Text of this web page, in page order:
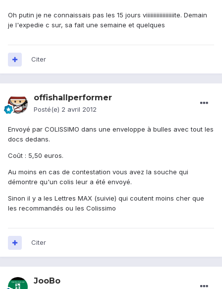
Oh putin je ne connaissais pas les 15 jours viiiiiiiiiiiiiiiiiiite. Demain
je l'expedie c sur, sa fait une semaine et quelques
Citer
offishallperformer
Posté(e) 2 avril 2012
Envoyé par COLISSIMO dans une enveloppe à bulles avec tout les
docs dedans.
Coût : 5,50 euros.
Au moins en cas de contestation vous avez la souche qui
démontre qu'un colis leur a été envoyé.
Sinon il y a les Lettres MAX (suivie) qui coutent moins cher que
les recommandés ou les Colissimo
Citer
JooBo